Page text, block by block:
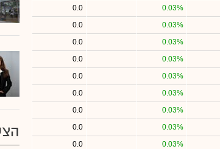
0.03%
0.0
0.03%
0.0
0.03%
0.0
0.03%
0.0
0.03%
0.0
0.03%
0.0
0.03%
0.0
0.03%
0.0
0.03%
0.0